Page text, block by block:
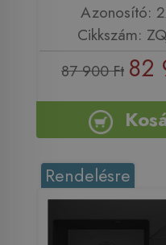
Azonosító:
Cikkszám:
87 900 Ft 82
Rendelésre